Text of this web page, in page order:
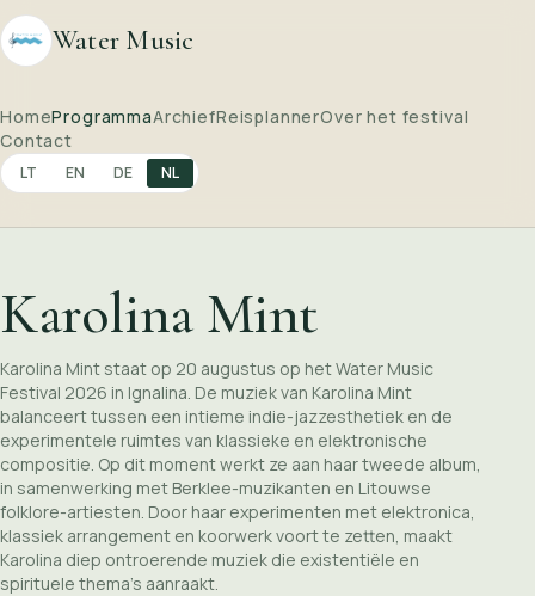
Water Music
HomeProgrammaArchiefReisplannerOver het festival
Contact
LT EN DE NL
Karolina Mint
Karolina Mint staat op 20 augustus op het Water Music
Festival 2026 in Ignalina. De muziek van Karolina Mint
balanceert tussen een intieme indie-jazzesthetiek en de
experimentele ruimtes van klassieke en elektronische
compositie. Op dit moment werkt ze aan haar tweede album,
in samenwerking met Berklee-muzikanten en Litouwse
folklore-artiesten. Door haar experimenten met elektronica,
klassiek arrangement en koorwerk voort te zetten, maakt
Karolina diep ontroerende muziek die existentiële en
spirituele thema’s aanraakt.